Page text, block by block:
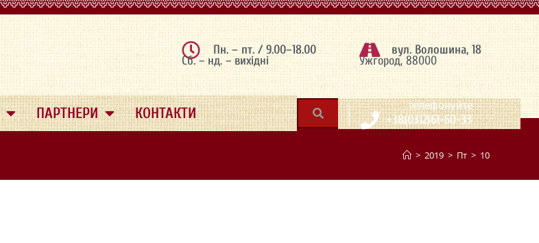
Пн. – пт. / 9.00–18.00
Сб. – нд. – вихідні
вул. Волошина, 18
Ужгород, 88000
ПАРТНЕРИ КОНТАКТИ | телефонуйте
+38(0312)61-60-33
> 2019 > Пт > 10